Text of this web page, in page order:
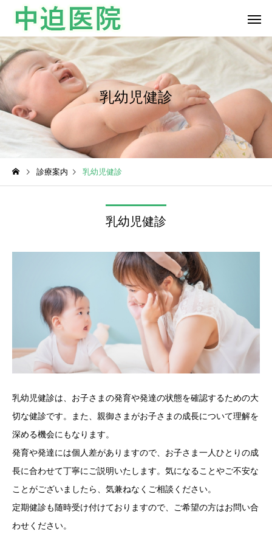
小児科 内科
乳幼児健診
診療案内 乳幼児健診
乳幼児健診
乳幼児健診は、お子さまの発育や発達の状態を確認するための大
切な健診です。また、親御さまがお子さまの成長について理解を
深める機会にもなります。
発育や発達には個人差がありますので、お子さま一人ひとりの成
長に合わせて丁寧にご説明いたします。気になることやご不安な
ことがございましたら、気兼ねなくご相談ください。
定期健診も随時受け付けておりますので、ご希望の方はお問い合
わせください。